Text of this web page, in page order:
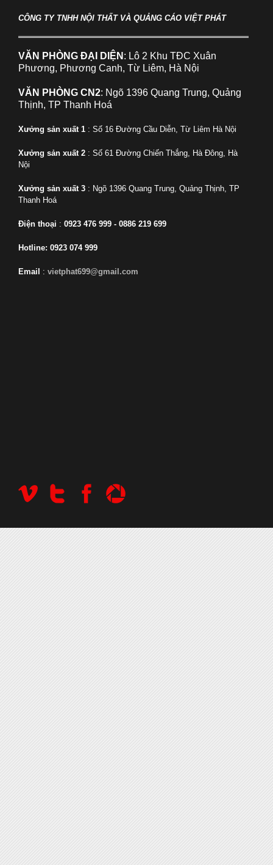
CÔNG TY TNHH NỘI THẤT VÀ QUẢNG CÁO VIỆT PHÁT
VĂN PHÒNG ĐẠI DIỆN : Lô 2 Khu TĐC Xuân
Phương, Phương Canh, Từ Liêm, Hà Nội
VĂN PHÒNG CN2: Ngõ 1396 Quang Trung, Quảng
Thịnh, TP Thanh Hoá
Xưởng sản xuất 1 : Số 16 Đường Cầu Diễn, Từ Liêm Hà Nội
Xưởng sản xuất 2 : Số 61 Đường Chiến Thắng, Hà Đông, Hà
Nội
Xưởng sản xuất 3 : Ngõ 1396 Quang Trung, Quảng Thịnh, TP
Thanh Hoá
Điện thoại : 0923 476 999 - 0886 219 699
Hotline: 0923 074 999
Email : vietphat699@gmail.com